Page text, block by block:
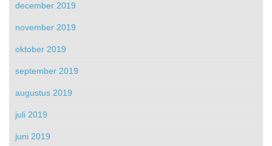
december 2019
november 2019
oktober 2019
september 2019
augustus 2019
juli 2019
juni 2019